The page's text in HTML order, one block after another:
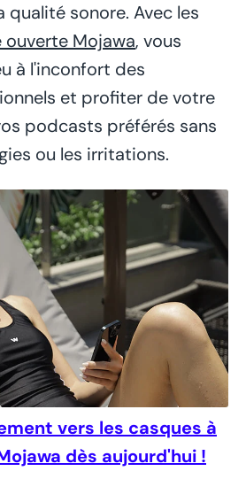
sonore. Avec les
ouverte Mojawa, vous
à l'inconfort des
et profiter de votre
podcasts préférés sans
ou les irritations.
vers les casques à
dès aujourd'hui !